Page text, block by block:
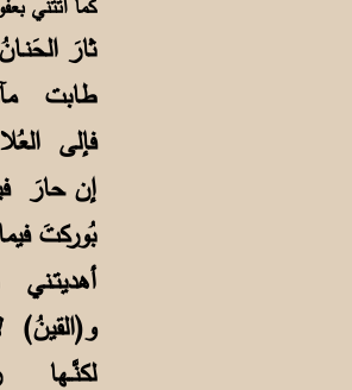
ثارَ
طابت
فإلى
إن حارَ
بُوركتَ